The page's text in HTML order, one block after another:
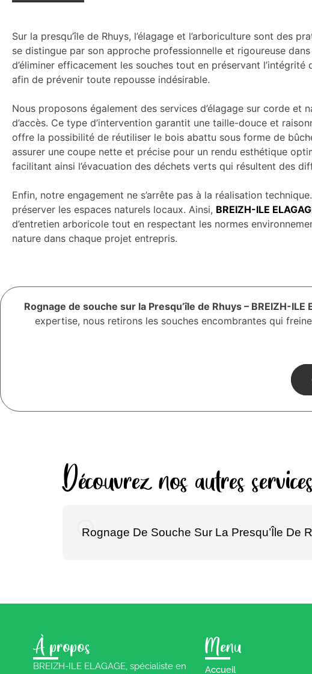
Sur la presqu’île de Rhuys, l’élagage et l’arboriculture sont des
se distingue par son approche professionnelle et rigoureuse
d’éliminer efficacement les souches tout en préservant
afin de prévenir toute repousse indésirable.
Nous proposons également des services d’élagage sur corde
d’accès. Ce type d’intervention garantit une taille-douce et
offre la possibilité de réutiliser le bois abattu sous forme de
assurer une coupe nette et précise pour un rendu esthétique
facilitant ainsi l’évacuation des déchets verts qui résultent des
Enfin, notre engagement ne s’arrête pas à la réalisation
préserver les espaces naturels locaux. Ainsi, BREIZH-ILE
d’entretien arboricole tout en respectant les normes
nature dans chaque projet entrepris.
Rognage de souche sur la Presqu’île de Rhuys – BREIZH-ILE
expertise, nous retirons les souches encombrantes qui
Découvrez nos autres
Rognage De Souche Sur La Presqu’Île De
À propos
BREIZH-ILE ELAGAGE, spécialiste en
Menu
Accueil